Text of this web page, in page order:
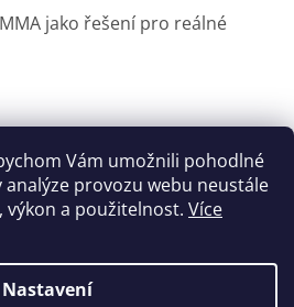
Vám umožnili pohodlné
provozu webu neustále
výkon a použitelnost. Více
Nastavení
jako řešení pro reálné
Nakupovani Možností platby
svářečky
Vytvořil Shoptet